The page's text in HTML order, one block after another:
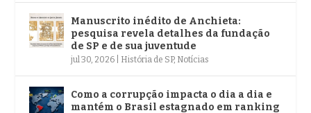
Manuscrito inédito de Anchieta:
pesquisa revela detalhes da fundação
de SP e de sua juventude
jul 30, 2026 História de SP, Notícias
Como a corrupção impacta o dia a dia e
mantém o Brasil estagnado em ranking